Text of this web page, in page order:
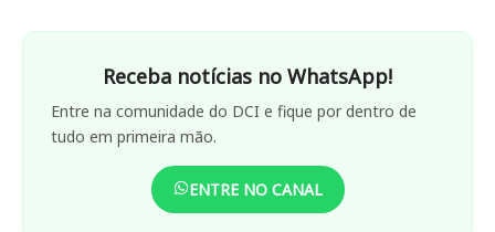
Receba notícias no WhatsApp!
Entre na comunidade do DCI e fique por dentro de
tudo em primeira mão.
ENTRE NO CANAL